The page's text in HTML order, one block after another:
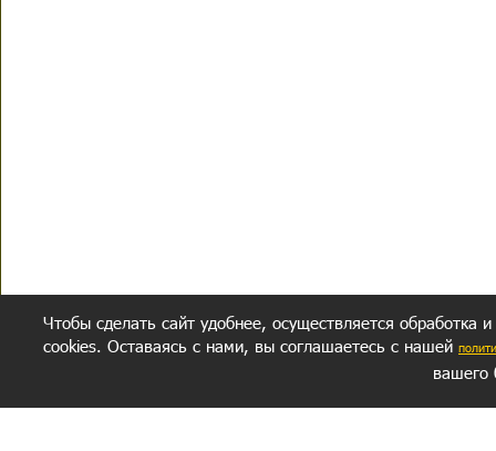
Чтобы сделать сайт удобнее, осуществляется обработка
cookies. Оставаясь с нами, вы соглашаетесь с нашей
вашего